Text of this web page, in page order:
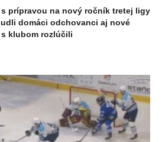
prípravou na nový ročník tretej ligy
domáci odchovanci aj nové
klubom rozlúčili